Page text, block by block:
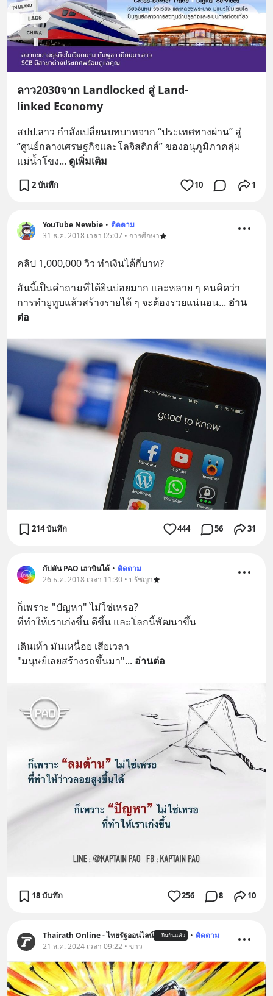
ลาว2030จาก Landlocked สู่ Land-
linked Economy
สปป.ลาว กำลังเปลี่ยนบทบาทจาก “ประเทศทางผ่าน” สู่
“ศูนย์กลางเศรษฐกิจและโลจิสติกส์” ของอนุภูมิภาคลุ่ม
แม่น้ำโขง... ดูเพิ่มเติม
2 บันทึก 10 1
YouTube Newbie • ติดตาม
31 ธ.ค. 2018 เวลา 05:07 • การศึกษา
คลิป 1,000,000 วิว ทำเงินได้กี่บาท?
อันนี้เป็นคำถามที่ได้ยินบ่อยมาก และหลาย ๆ คนคิดว่า
การทำยูทูบแล้วสร้างรายได้ ๆ จะต้องรวยแน่นอน... อ่าน
ต่อ
214 บันทึก 444 56 31
กัปตัน PAO เฮาบินได้ • ติดตาม
26 ธ.ค. 2018 เวลา 11:30 • ปรัชญา
ก็เพราะ "ปัญหา" ไม่ใช่เหรอ?
ที่ทำให้เราเก่งขึ้น ดีขึ้น และโลกนี้พัฒนาขึ้น
เดินเท้า มันเหนื่อย เสียเวลา
"มนุษย์เลยสร้างรถขึ้นมา"... อ่านต่อ
18 บันทึก 256 8 10
Thairath Online - ไทยรัฐออนไลน์ ยืนยันแล้ว • ติดตาม
21 ส.ค. 2024 เวลา 09:22 • ข่าว